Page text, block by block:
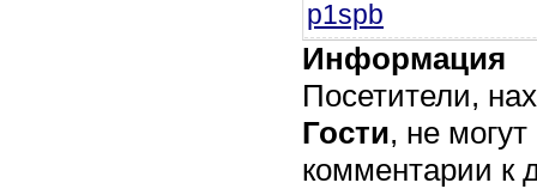
p1spb
Информация
Посетители,
Гости, не
комментарии к